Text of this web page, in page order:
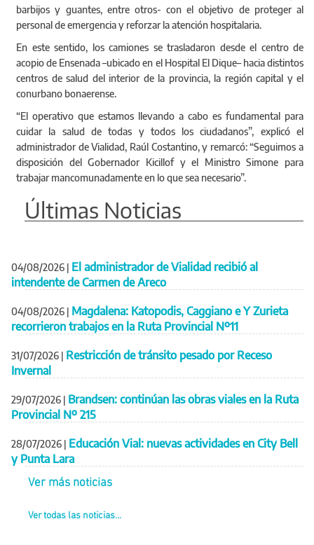
barbijos y guantes, entre otros- con el objetivo de proteger al
personal de emergencia y reforzar la atención hospitalaria.
En este sentido, los camiones se trasladaron desde el centro de
acopio de Ensenada –ubicado en el Hospital El Dique– hacia distintos
centros de salud del interior de la provincia, la región capital y el
conurbano bonaerense.
“El operativo que estamos llevando a cabo es fundamental para
cuidar la salud de todas y todos los ciudadanos”, explicó el
administrador de Vialidad, Raúl Costantino, y remarcó: “Seguimos a
disposición del Gobernador Kicillof y el Ministro Simone para
trabajar mancomunadamente en lo que sea necesario”.
Últimas Noticias
04/08/2026 | El administrador de Vialidad recibió al
intendente de Carmen de Areco
04/08/2026 | Magdalena: Katopodis, Caggiano e Y Zurieta
recorrieron trabajos en la Ruta Provincial Nº11
31/07/2026 | Restricción de tránsito pesado por Receso
Invernal
29/07/2026 | Brandsen: continúan las obras viales en la Ruta
Provincial Nº 215
28/07/2026 | Educación Vial: nuevas actividades en City Bell
y Punta Lara
Ver más noticias
Ver todas las noticias...